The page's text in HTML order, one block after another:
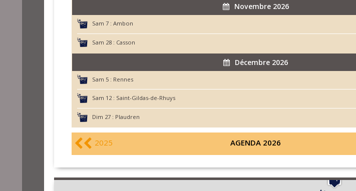
Novembre 2026
Sam 7 : Ambon
Sam 28 : Casson
Décembre 2026
Sam 5 : Rennes
Sam 12 : Saint-Gildas-de-Rhuys
Dim 27 : Plaudren
2025 AGENDA 2026